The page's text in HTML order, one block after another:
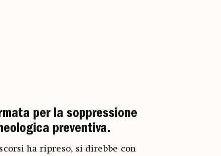
per la soppressione
preventiva.
ha ripreso, si direbbe con